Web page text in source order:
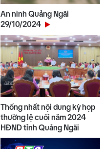
An ninh Quảng Ngãi
29/10/2024
Thống nhất nội dung kỳ họp
thường lệ cuối năm 2024
HĐND tỉnh Quảng Ngãi